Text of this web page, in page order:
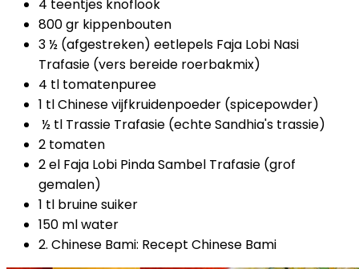
4 teentjes knoflook
800 gr kippenbouten
3 ½ (afgestreken) eetlepels Faja Lobi Nasi
Trafasie (vers bereide roerbakmix)
4 tl tomatenpuree
1 tl Chinese vijfkruidenpoeder (spicepowder)
½ tl Trassie Trafasie (echte Sandhia's trassie)
2 tomaten
2 el Faja Lobi Pinda Sambel Trafasie (grof
gemalen)
1 tl bruine suiker
150 ml water
2. Chinese Bami: Recept Chinese Bami